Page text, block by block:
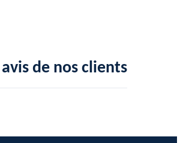
avis de nos clients